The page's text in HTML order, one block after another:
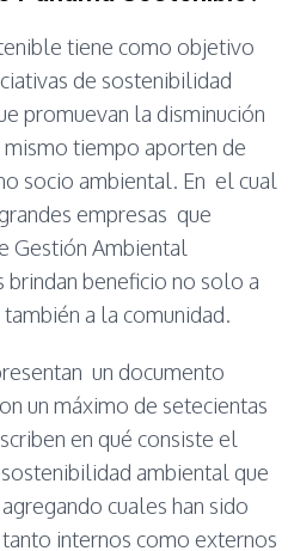
tiene como objetivo
de sostenibilidad
promuevan la disminución
tiempo aporten de
socio ambiental. En el cual
empresas que
Gestión Ambiental
brindan beneficio no solo a
a la comunidad.
un documento
un máximo de setecientas
en qué consiste el
ambiental que
cuales han sido
internos como externos